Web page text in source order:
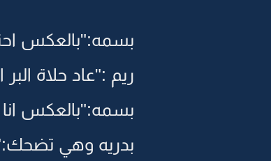
بسمه:"بالعكس
ريم :"عاد حلاة
بسمه:"بالعكس
بدريه وهي